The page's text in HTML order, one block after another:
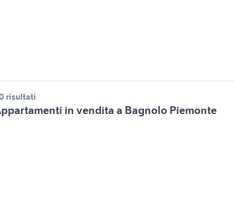
risultati
in vendita a Bagnolo Piemonte